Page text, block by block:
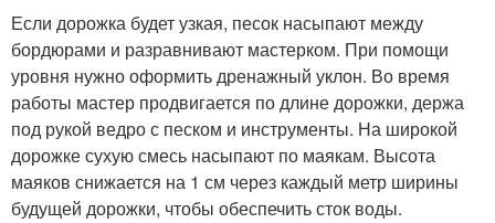
Если дорожка будет узкая, песок насыпают между
бордюрами и разравнивают мастерком. При помощи
уровня нужно оформить дренажный уклон. Во время
работы мастер продвигается по длине дорожки, держа
под рукой ведро с песком и инструменты. На широкой
дорожке сухую смесь насыпают по маякам. Высота
маяков снижается на 1 см через каждый метр ширины
будущей дорожки, чтобы обеспечить сток воды.